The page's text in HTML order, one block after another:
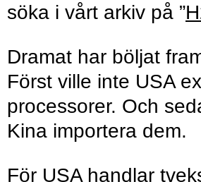
söka i vårt arkiv på ”
Dramat har böljat
Först ville inte USA
processorer. Och
Kina importera dem.
För USA handlar